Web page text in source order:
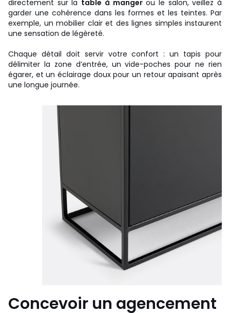
directement sur la table à mangerou le salon, veillez à
garder une cohérence dans les formes et les teintes. Par
exemple, un mobilier clair et des lignes simples instaurent
une sensation de légèreté.
Chaque détail doit servir votre confort : un tapis pour
délimiter la zone d’entrée, un vide-poches pour ne rien
égarer, et un éclairage doux pour un retour apaisant après
une longue journée.
Concevoir un agencement